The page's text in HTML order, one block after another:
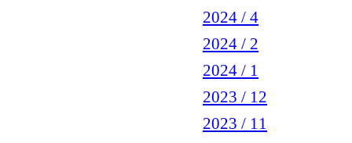
2024 / 4
2024 / 2
2024 / 1
2023 / 12
2023 / 11